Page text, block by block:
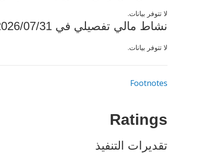
لا تتوفر بيانات.
نشاط مالي تفصيلي في 2026/07/31
لا تتوفر بيانات.
Footnotes
Ratings
تقديرات التنفيذ